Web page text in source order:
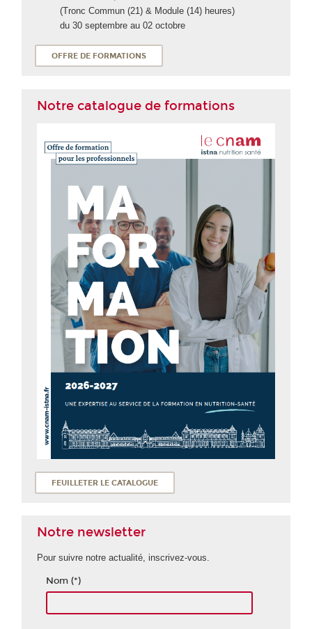
(Tronc Commun (21) & Module (14) heures)
du 30 septembre au 02 octobre
OFFRE DE FORMATIONS
Notre catalogue de formations
FEUILLETER LE CATALOGUE
Notre newsletter
Pour suivre notre actualité, inscrivez-vous.
Nom (*)